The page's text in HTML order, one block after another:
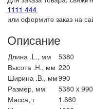
1111 444
или оформите заказ на
Описание
Длина .L., мм
5380
Высота .H., мм 220
Ширина .B., мм990
Размер, мм
5380 x
Масса, т
1.660